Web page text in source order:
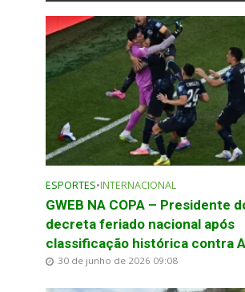
ESPORTES•INTERNACIONAL
GWEB NA COPA – Presidente
decreta feriado nacional após
classificação histórica contra
30 de junho de 2026 09:08